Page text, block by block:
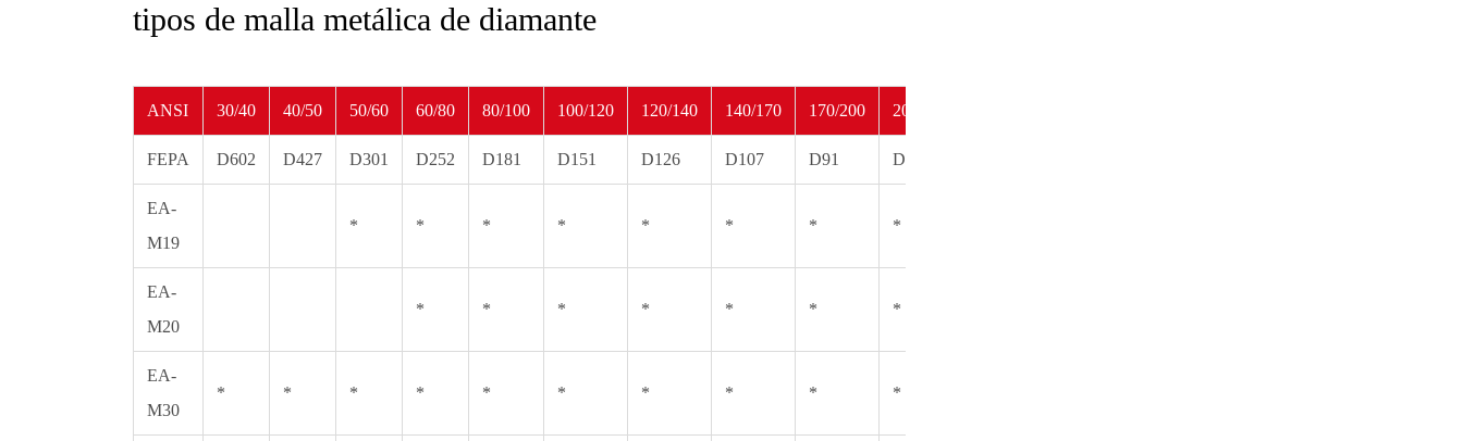
tipos de malla metálica de diamante
ANSI 30/40 40/50 50/60 60/80 80/100 100/120 120/140 140/170 170/200 200/230
FEPA D602 D427 D301 D252 D181 D151 D126 D107 D91 D76
EA-
M19
* * * * * * * *
EA-
M20
* * * * * * *
EA-
M30
* * * * * * * * * *